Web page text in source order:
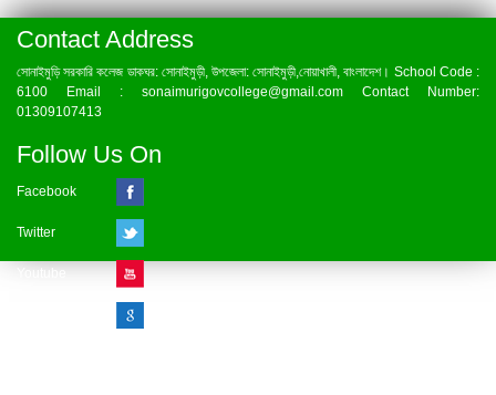
Contact Address
সোনাইমুড়ি সরকারি কলেজ ডাকঘর: সোনাইমুড়ী, উপজেলা: সোনাইমুড়ী,নোয়াখালী, বাংলাদেশ। School Code :
6100 Email : sonaimurigovcollege@gmail.com Contact Number:
01309107413
Follow Us On
Facebook
Twitter